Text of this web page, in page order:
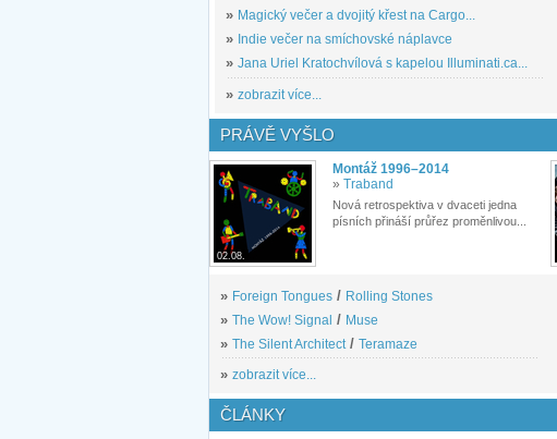
» Magický večer a dvojitý křest na Cargo...
» Indie večer na smíchovské náplavce
» Jana Uriel Kratochvílová s kapelou Illuminati.ca...
» zobrazit více...
PRÁVĚ VYŠLO
02.08.
Montáž 1996–2014
» Traband
Nová retrospektiva v dvaceti jedna
písních přináší průřez proměnlivou...
» Foreign Tongues / Rolling Stones
» The Wow! Signal / Muse
» The Silent Architect / Teramaze
» zobrazit více...
ČLÁNKY